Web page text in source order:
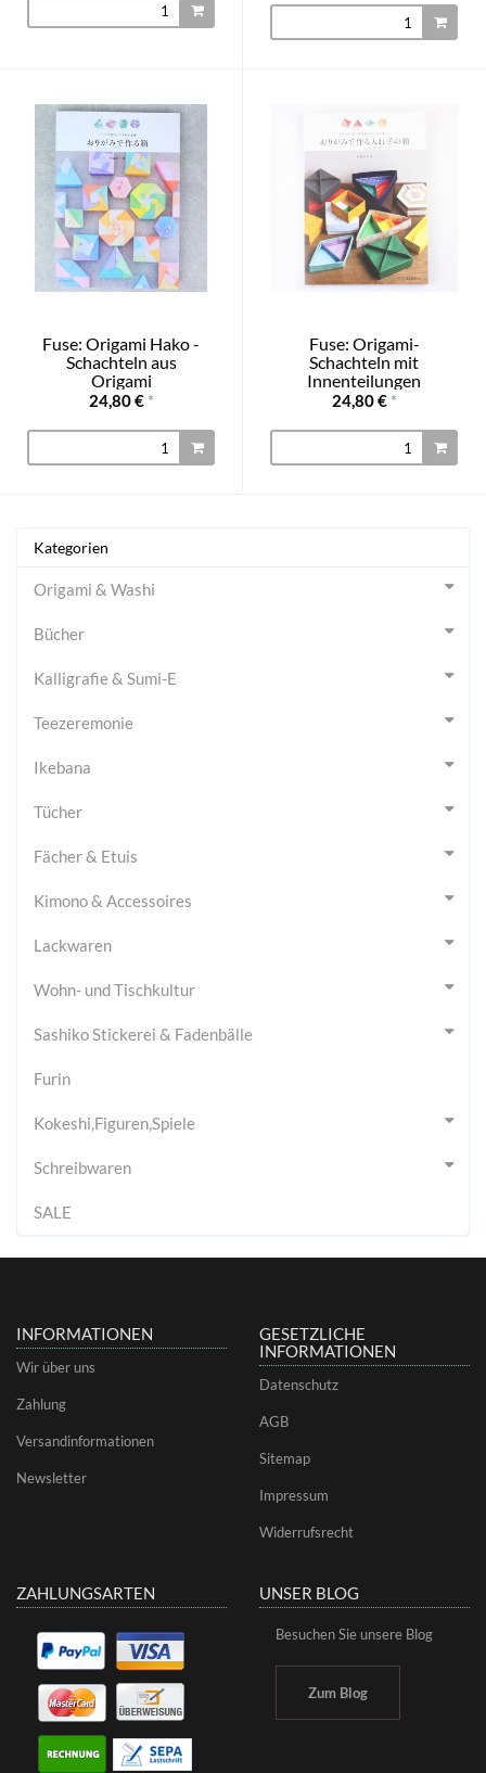
Fuse: Origami Hako -
Schachteln aus
Origami
24,80 € *
Fuse: Origami-
Schachteln mit
Innenteilungen
24,80 € *
Kategorien
Origami & Washi
Bücher
Kalligrafie & Sumi-E
Teezeremonie
Ikebana
Tücher
Fächer & Etuis
Kimono & Accessoires
Lackwaren
Wohn- und Tischkultur
Sashiko Stickerei & Fadenbälle
Furin
Kokeshi,Figuren,Spiele
Schreibwaren
SALE
INFORMATIONEN
Wir über uns
Zahlung
Versandinformationen
Newsletter
GESETZLICHE
INFORMATIONEN
Datenschutz
AGB
Sitemap
Impressum
Widerrufsrecht
ZAHLUNGSARTEN UNSER BLOG
Besuchen Sie unsere Blog
Zum Blog